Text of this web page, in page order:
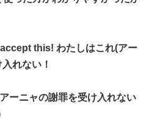
this! わたしはこれ(アー
れない！
ーニャの謝罪を受け入れない